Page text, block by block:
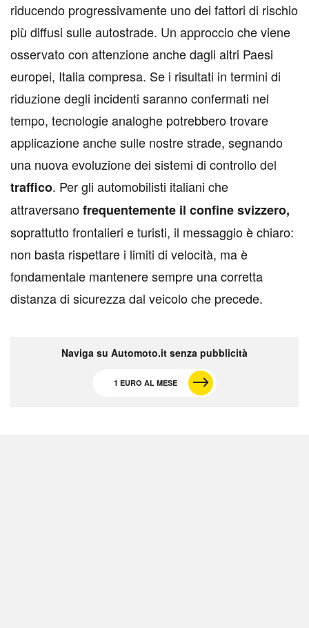
riducendo progressivamente uno dei fattori di rischio
più diffusi sulle autostrade. Un approccio che viene
osservato con attenzione anche dagli altri Paesi
europei, Italia compresa. Se i risultati in termini di
riduzione degli incidenti saranno confermati nel
tempo, tecnologie analoghe potrebbero trovare
applicazione anche sulle nostre strade, segnando
una nuova evoluzione dei sistemi di controllo del
traffico. Per gli automobilisti italiani che
attraversanofrequentemente il confine svizzero,
soprattutto frontalieri e turisti, il messaggio è chiaro:
non basta rispettare i limiti di velocità, ma è
fondamentale mantenere sempre una corretta
distanza di sicurezza dal veicolo che precede.
Naviga su Automoto.it senza pubblicità
1 EURO AL MESE